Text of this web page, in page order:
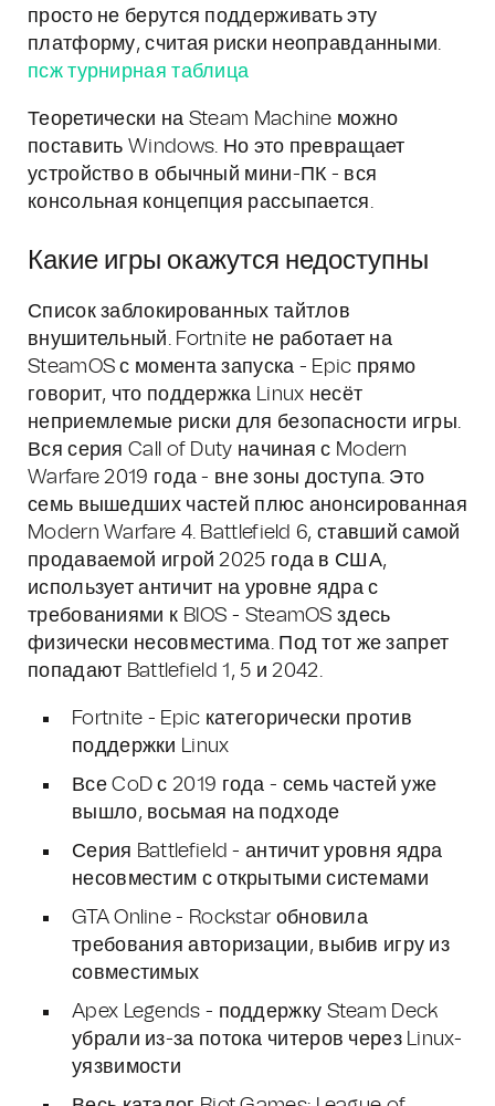
просто не берутся поддерживать эту
платформу, считая риски неоправданными.
псж турнирная таблица
Теоретически на Steam Machine можно
поставить Windows. Но это превращает
устройство в обычный мини-ПК - вся
консольная концепция рассыпается.
Какие игры окажутся недоступны
Список заблокированных тайтлов
внушительный. Fortnite не работает на
SteamOS с момента запуска - Epic прямо
говорит, что поддержка Linux несёт
неприемлемые риски для безопасности игры.
Вся серия Call of Duty начиная с Modern
Warfare 2019 года - вне зоны доступа. Это
семь вышедших частей плюс анонсированная
Modern Warfare 4. Battlefield 6, ставший самой
продаваемой игрой 2025 года в США,
использует античит на уровне ядра с
требованиями к BIOS - SteamOS здесь
физически несовместима. Под тот же запрет
попадают Battlefield 1, 5 и 2042.
Fortnite - Epic категорически против
поддержки Linux
Все CoD с 2019 года - семь частей уже
вышло, восьмая на подходе
Серия Battlefield - античит уровня ядра
несовместим с открытыми системами
GTA Online - Rockstar обновила
требования авторизации, выбив игру из
совместимых
Apex Legends - поддержку Steam Deck
убрали из-за потока читеров через Linux-
уязвимости